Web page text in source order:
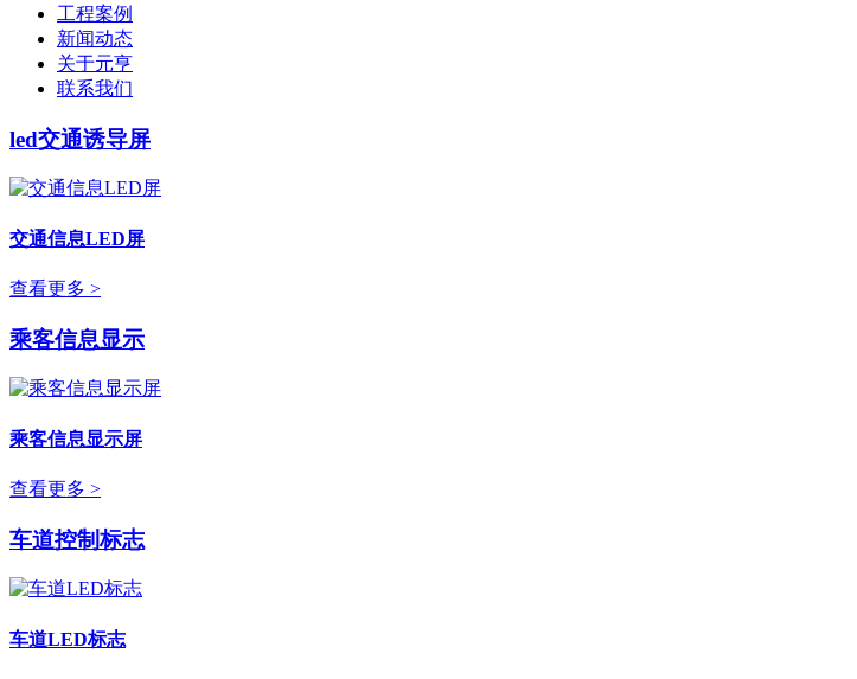
工程案例
新闻动态
关于元亨
联系我们
led交通诱导屏
交通信息LED屏
查看更多 >
乘客信息显示
乘客信息显示屏
查看更多 >
车道控制标志
车道LED标志